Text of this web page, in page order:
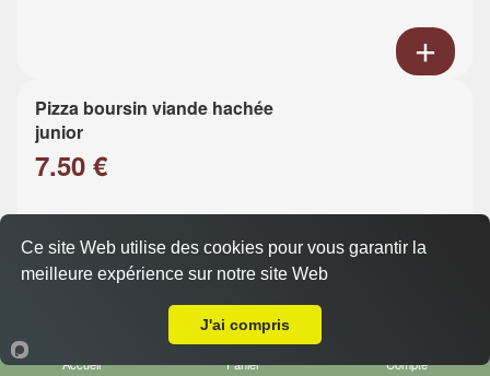
Pizza boursin viande hachée
junior
7.50 €
Accueil Panier Compte
Ce site Web utilise des cookies pour vous garantir la
meilleure expérience sur notre site Web
J'ai compris